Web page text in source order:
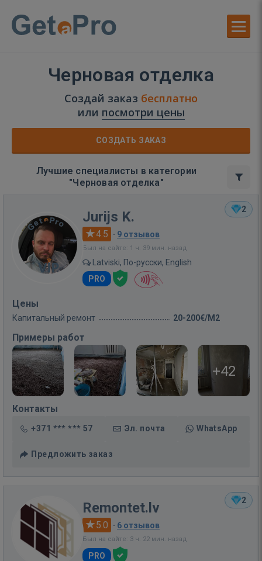
Черновая отделка
Создай заказ бесплатно
или посмотри цены
СОЗДАТЬ ЗАКАЗ
Лучшие специалисты в категории
"Черновая отделка"
2
Jurijs K.
4.5 · 9 отзывов
Был на сайте: 1 ч. 39 мин. назад
Latviski, По-русски, English
PRO
Цены
Капитальный ремонт 20-200€/M2
Примеры работ
+42
Контакты
+371 *** *** 57 Эл. почта WhatsApp
Предложить заказ
2
Remontet.lv
5.0 · 6 отзывов
Был на сайте: 3 ч. 22 мин. назад
PRO